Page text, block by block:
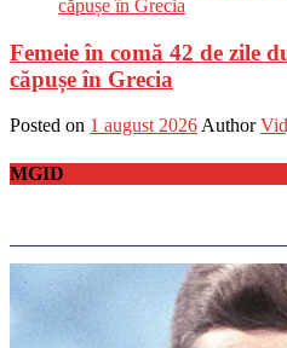
Femeie în comă 42 de zile
căpușe în Grecia
Posted on 1 august 2026 Author
MGID